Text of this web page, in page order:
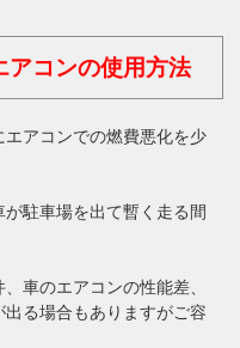
アコンの使用方法
アコンでの燃費悪化を少
駐車場を出て暫く走る間
車のエアコンの性能差、
る場合もありますがご容